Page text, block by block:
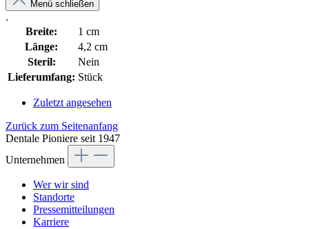
Menü schließen
.
Breite:
1 cm
Länge:
4,2 cm
Steril:
Nein
Lieferumfang: Stück
Zuletzt angesehen
Zurück zum Seitenanfang
Dentale Pioniere seit 1947
Unternehmen
Wer wir sind
Standorte
Pressemitteilungen
Karriere